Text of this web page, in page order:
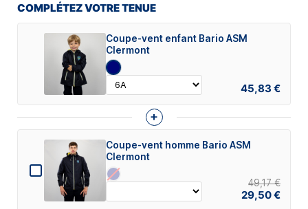
COMPLÉTEZ VOTRE TENUE
Coupe-vent enfant Bario ASM
Clermont
45,83 €
+
Coupe-vent homme Bario ASM
Clermont
49,17 €
29,50 €